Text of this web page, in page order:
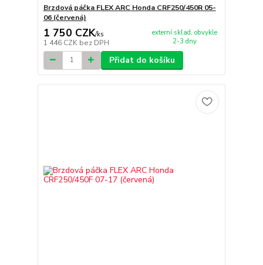
Brzdová páčka FLEX ARC Honda CRF250/450R 05-
06 (červená)
1 750 CZK/ks
1 446 CZK bez DPH
externí sklad, obvykle
2-3 dny
Přidat do košíku